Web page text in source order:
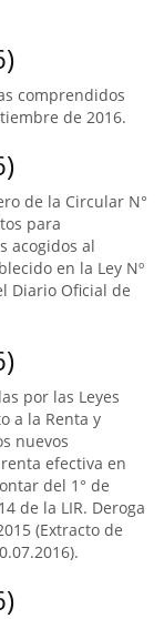
comprendidos
de 2016.
de la Circular N°
para
acogidos al
en la Ley Nº
Diario Oficial de
por las Leyes
a la Renta y
nuevos
efectiva en
del 1° de
de la LIR. Deroga
(Extracto de